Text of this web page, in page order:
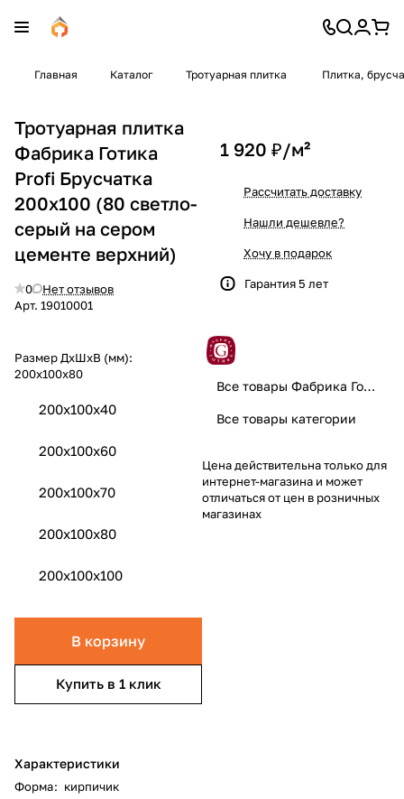
Главная Каталог Тротуарная плитка Плитка,
Тротуарная плитка
Фабрика Готика
Profi Брусчатка
200х100 (80 светло-
серый на сером
цементе верхний)
0
Нет отзывов
Арт. 19010001
Размер ДхШхВ (мм):
200x100x80
200х100х40
200x100x60
200x100x70
200x100x80
200x100x100
В корзину
Купить в 1 клик
Характеристики
Форма: кирпичик
1 920 ₽/м²
Рассчитать доставку
Нашли дешевле?
Хочу в подарок
Гарантия 5 лет
Все товары Фабрика Готика
Все товары категории
Цена действительна только для
интернет-магазина и может
отличаться от цен в розничных
магазинах